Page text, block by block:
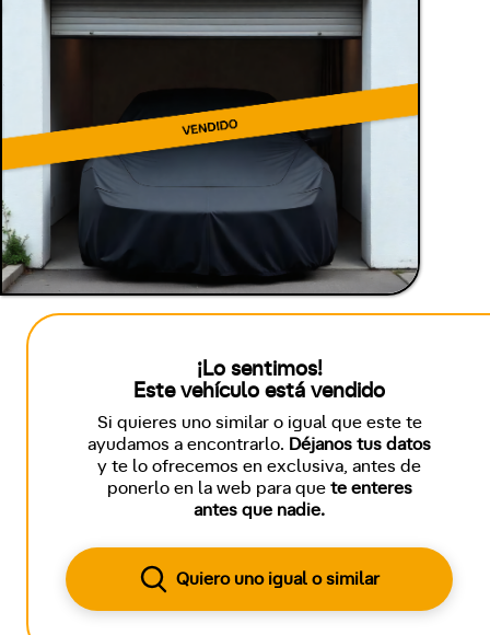
¡Lo sentimos!
Este vehículo está vendido
Si quieres uno similar o igual que este te
ayudamos a encontrarlo. Déjanos tus datos
y te lo ofrecemos en exclusiva, antes de
ponerlo en la web para que te enteres
antes que nadie.
Quiero uno igual o similar